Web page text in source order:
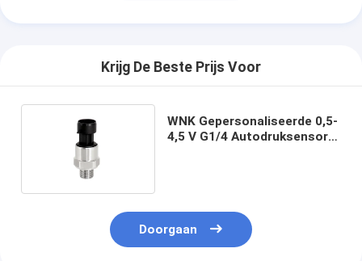
Krijg De Beste Prijs Voor
WNK Gepersonaliseerde 0,5-
4,5 V G1/4 Autodruksensor
Doorgaan